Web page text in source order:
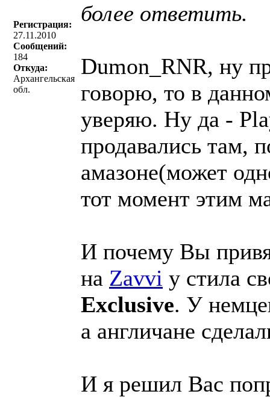
Регистрация:
27.11.2010
Сообщений:
184
Откуда:
Архангельская
обл.
более ответить.
Dumon_RNR, ну
говорю, то в
уверяю. Ну да -
продавались там,
амазоне(может
тот момент этим
И почему Вы
на Zavvi у стила
Exclusive. У
а англичане
И я решил Вас